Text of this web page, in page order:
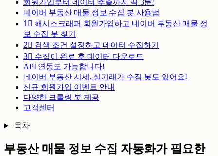
회원가입부터 데이터 추출까지 딱 3분!
네이버 부동산 매물 정보 수집 봇 사용법
1⃣ 해시스크래퍼 회원가입하고 네이버 부동산 매물 정
보 수집 봇 찾기
2⃣ 검색 조건 설정하고 데이터 수집하기
3⃣ 수집이 완료 후 데이터 다운로드
API 연동도 가능합니다!
네이버 부동산 시세, 실거래가 수집 봇도 있어요!
신규 회원가입 이벤트 안내
다양한 크롤링 봇 제공
고객센터
목차
부동산 매물 정보 수집 자동화가 필요한